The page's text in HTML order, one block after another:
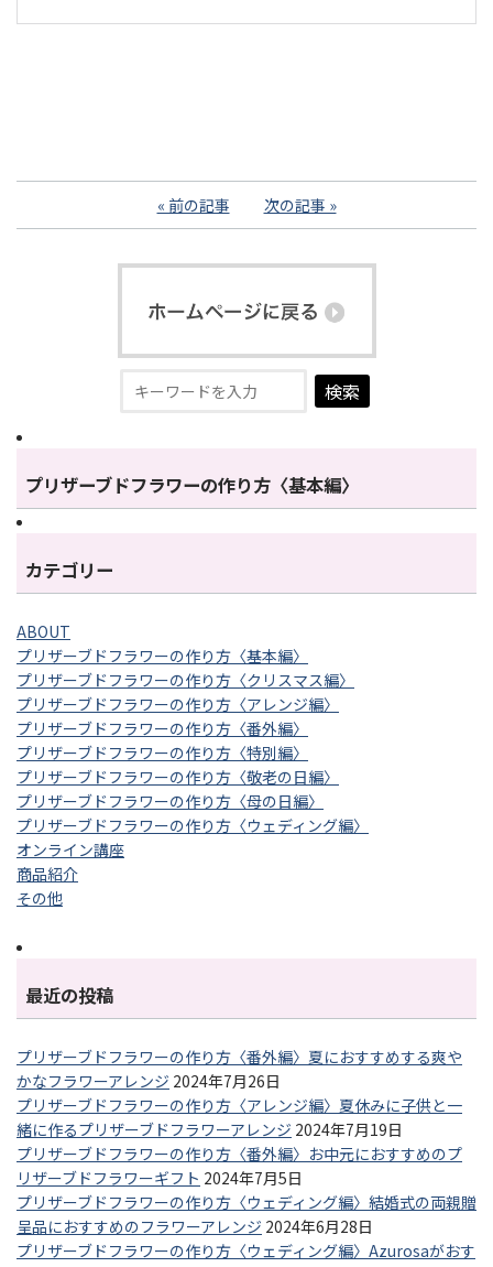
« 前の記事 次の記事 »
検索
プリザーブドフラワーの作り方〈基本編〉
カテゴリー
ABOUT
プリザーブドフラワーの作り方〈基本編〉
プリザーブドフラワーの作り方〈クリスマス編〉
プリザーブドフラワーの作り方〈アレンジ編〉
プリザーブドフラワーの作り方〈番外編〉
プリザーブドフラワーの作り方〈特別編〉
プリザーブドフラワーの作り方〈敬老の日編〉
プリザーブドフラワーの作り方〈母の日編〉
プリザーブドフラワーの作り方〈ウェディング編〉
オンライン講座
商品紹介
その他
最近の投稿
プリザーブドフラワーの作り方〈番外編〉夏におすすめする爽や
かなフラワーアレンジ 2024年7月26日
プリザーブドフラワーの作り方〈アレンジ編〉夏休みに子供と一
緒に作るプリザーブドフラワーアレンジ 2024年7月19日
プリザーブドフラワーの作り方〈番外編〉お中元におすすめのプ
リザーブドフラワーギフト 2024年7月5日
プリザーブドフラワーの作り方〈ウェディング編〉結婚式の両親贈
呈品におすすめのフラワーアレンジ 2024年6月28日
プリザーブドフラワーの作り方〈ウェディング編〉Azurosaがおす